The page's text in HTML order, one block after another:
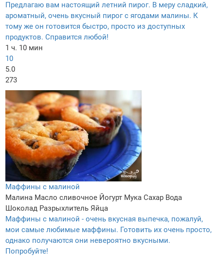
Предлагаю вам настоящий летний пирог. В меру сладкий,
ароматный, очень вкусный пирог с ягодами малины. К
тому же он готовится быстро, просто из доступных
продуктов. Справится любой!
1 ч. 10 мин
10
5.0
273
Маффины с малиной
Малина Масло сливочное Йогурт Мука Сахар Вода
Шоколад Разрыхлитель Яйца
Маффины с малиной - очень вкусная выпечка, пожалуй,
мои самые любимые маффины. Готовить их очень просто,
однако получаются они невероятно вкусными.
Попробуйте!